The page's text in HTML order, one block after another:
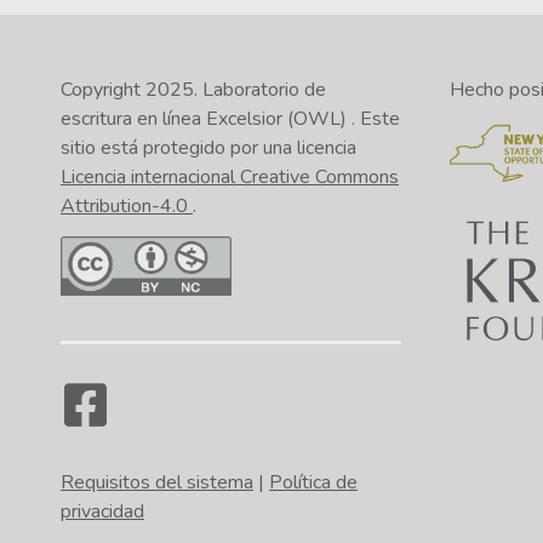
En
En
En
En
Copyright 2025. Laboratorio de
escritura en línea Excelsior (OWL) . Este
sitio está protegido por una licencia
Licencia internacional Creative Commons
Attribution-4.0 .
Requisitos del sistema | Política de
privacidad
Hecho